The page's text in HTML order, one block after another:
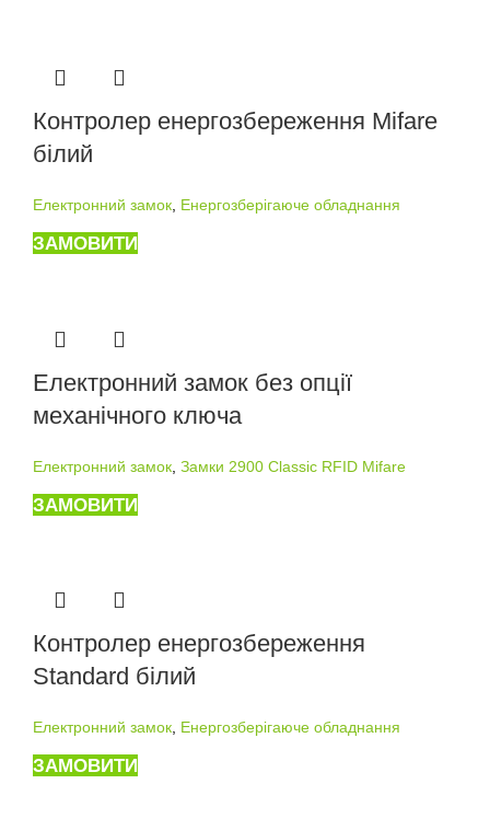
Контролер енергозбереження Mifare
білий
Електронний замок Енергозберігаюче обладнання
ЗАМОВИТИ
Електронний замок без опції
механічного ключа
Електронний замок Замки 2900 Classic RFID Mifare
ЗАМОВИТИ
Контролер енергозбереження
Standard білий
Електронний замок, Енергозберігаюче обладнання
ЗАМОВИТИ